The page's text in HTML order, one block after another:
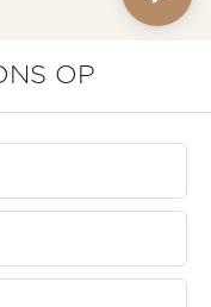
OP